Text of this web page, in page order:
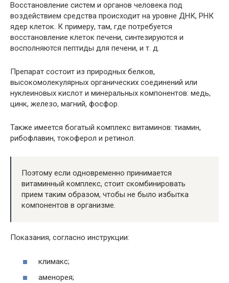
Восстановление систем и органов человека под
воздействием средства происходит на уровне ДНК, РНК
ядер клеток. К примеру, там, где потребуется
восстановление клеток печени, синтезируются и
восполняются пептиды для печени, и т. д.
Препарат состоит из природных белков,
высокомолекулярных органических соединений или
нуклеиновых кислот и минеральных компонентов: медь,
цинк, железо, магний, фосфор.
Также имеется богатый комплекс витаминов: тиамин,
рибофлавин, токоферол и ретинол.
Поэтому если одновременно принимается
витаминный комплекс, стоит скомбинировать
прием таким образом, чтобы не было избытка
компонентов в организме.
Показания, согласно инструкции:
климакс;
аменорея;